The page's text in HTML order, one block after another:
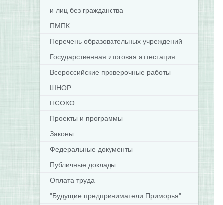
и лиц без гражданства
ПМПК
Перечень образовательных учреждений
Государственная итоговая аттестация
Всероссийские проверочные работы
ШНОР
НСОКО
Проекты и программы
Законы
Федеральные документы
Публичные доклады
Оплата труда
"Будущие предприниматели Приморья"